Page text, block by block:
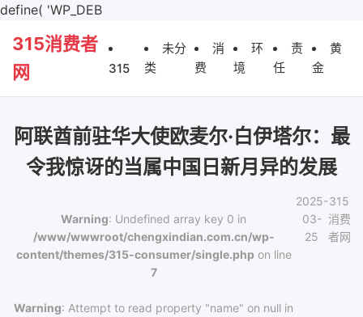
define( 'WP_DEB
315消费者
网
315
未分
类
消
费
环
境
责
任
黄
金
阿联酋前驻华大使欧麦尔·白伊塔尔：最
令我惊讶的当属中国日新月异的发展
Warning: Undefined array key 0 in
/www/wwwroot/chengxindian.com.cn/wp-
content/themes/315-consumer/single.phpon line
7
Warning: Attempt to read property "name" on null in
2025-
03-
25
315
消费
者网